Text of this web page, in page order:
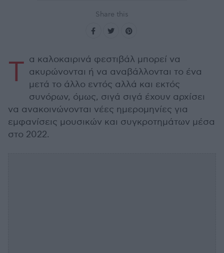
Share this
Τ α καλοκαιρινά φεστιβάλ μπορεί να
ακυρώνονται ή να αναβάλλονται το ένα
μετά το άλλο εντός αλλά και εκτός
συνόρων, όμως, σιγά σιγά έχουν αρχίσει
να ανακοινώνονται νέες ημερομηνίες για
εμφανίσεις μουσικών και συγκροτημάτων μέσα
στο 2022.